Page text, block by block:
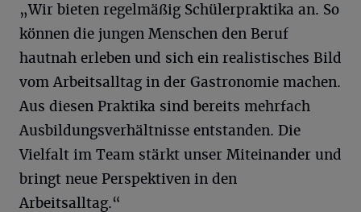
„Wir bieten regelmäßig Schülerpraktika an. So
können die jungen Menschen den Beruf
hautnah erleben und sich ein realistisches Bild
vom Arbeitsalltag in der Gastronomie machen.
Aus diesen Praktika sind bereits mehrfach
Ausbildungsverhältnisse entstanden. Die
Vielfalt im Team stärkt unser Miteinander und
bringt neue Perspektiven in den
Arbeitsalltag.“